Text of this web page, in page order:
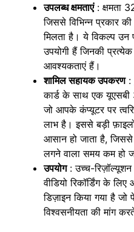
उपलब्ध क्षमताएं: क्षमता
जिससे विभिन्न प्रकार
मिलता है। ये विकल्प उन
उपयोगी हैं जिनकी
आवश्यकताएं हैं।
शामिल सहायक उपकरण:
कार्ड के साथ एक यूएसबी
जो आपके कंप्यूटर पर
लाभ है। इससे बड़ी
आसान हो जाता है, जिससे
लगने वाला समय कम हो
उपयोग: उच्च-
वीडियो रिकॉर्डिंग के
डिज़ाइन किया गया है
विश्वसनीयता की मांग